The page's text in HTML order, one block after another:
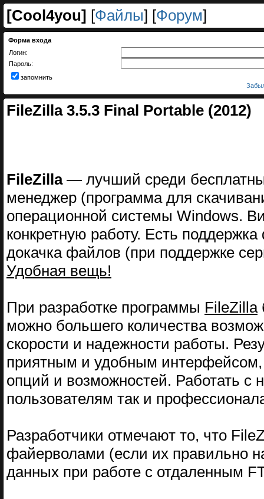
[Cool4you] [Файлы] [Форум]
Форма входа
Логин:
Пароль:
запомнить
FileZilla 3.5.3 Final Portable (2012)
FileZilla— лучший среди
менеджер (программа для
операционной системы Windows.
конкретную работу. Есть
докачка файлов (при поддержке
Удобная вещь!
При разработке программы FileZilla
можно большего количества
скорости и надежности работы.
приятным и удобным интерфейсом,
опций и возможностей. Работать с
пользователям так и
Разработчики отмечают то, что
файерволами (если их правильно
данных при работе с отдаленным